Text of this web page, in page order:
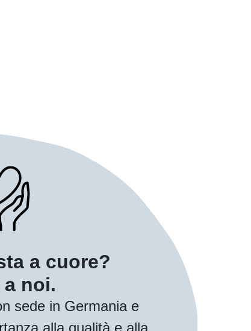
a cuore?
noi.
sede in Germania e
alla qualità e alla